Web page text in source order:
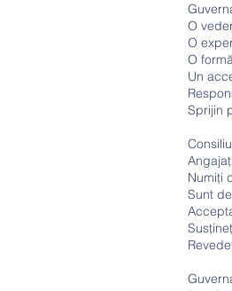
O
O
O
Un
Sprijin
Numiți
Sunt